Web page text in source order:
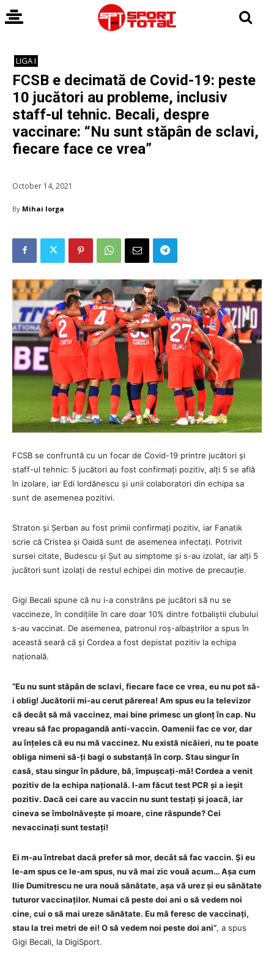
LIGA I
FCSB e decimată de Covid-19: peste
10 jucători au probleme, inclusiv
staff-ul tehnic. Becali, despre
vaccinare: “Nu sunt stăpân de sclavi,
fiecare face ce vrea”
October 14, 2021
By Mihai Iorga
FCSB se confruntă cu un focar de Covid-19 printre jucători și
staff-ul tehnic: 5 jucători au fost confirmați pozitiv, alți 5 se află
în izolare, iar Edi Iordănescu și unii colaboratori din echipa sa
sunt de asemenea pozitivi.
Straton și Șerban au fost primii confirmați pozitiv, iar Fanatik
scrie că Cristea și Oaidă sunt de asemenea infectați. Potrivit
sursei citate, Budescu și Șut au simptome și s-au izolat, iar alți 5
jucători sunt izolați de restul echipei din motive de precauție.
Gigi Becali spune că nu i-a constrâns pe jucători să nu se
vaccineze, în condițiile în care doar 10% dintre fotbaliștii clubului
s-au vaccinat. De asemenea, patronul roș-albaștrilor a spus în
această seară că și Cordea a fost depistat pozitiv la echipa
națională.
“Eu nu sunt stăpân de sclavi, fiecare face ce vrea, eu nu pot să-
i oblig! Jucătorii mi-au cerut părerea! Am spus eu la televizor
că decât să mă vaccinez, mai bine primesc un glonț în cap. Nu
vreau să fac propagandă anti-vaccin. Oamenii fac ce vor, dar
au înțeles că eu nu mă vaccinez. Nu există nicăieri, nu te poate
obliga nimeni să-ți bagi o substanță în corp. Stau singur în
casă, stau singur în pădure, bă, împușcați-mă! Cordea a venit
pozitiv de la echipa națională. I-am făcut test PCR și a ieșit
pozitiv. Dacă cei care au vaccin nu sunt testați și joacă, iar
cineva se îmbolnăvește și moare, cine răspunde? Cei
nevaccinați sunt testați!
Ei m-au întrebat dacă prefer să mor, decât să fac vaccin. Și eu
le-am spus ce le-am spus, nu vă mai zic vouă acum… Așa cum
Ilie Dumitrescu ne ura nouă sănătate, așa vă urez și eu sănătate
tuturor vaccinaților. Numai că peste doi ani o să vedem noi
cine, cui o să mai ureze sănătate. Eu mă feresc de vaccinați,
stau la trei metri de ei! O să vedem noi peste doi ani”, a spus
Gigi Becali, la DigiSport.